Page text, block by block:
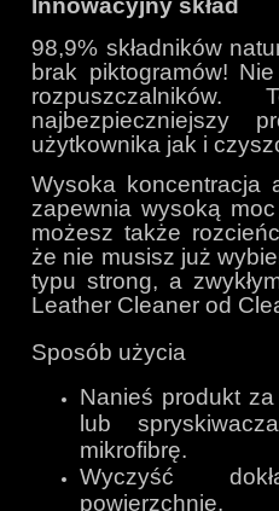
98,9% składników
brak piktogramów!
rozpuszczalników.
najbezpieczniejszy
użytkownika jak i
Wysoka koncentracja
zapewnia wysoką
możesz także
że nie musisz już
typu strong, a
Leather Cleaner od
Sposób użycia
Nanieś produkt
lub
mikrofibrę.
Wyczyść
powierzchnię.